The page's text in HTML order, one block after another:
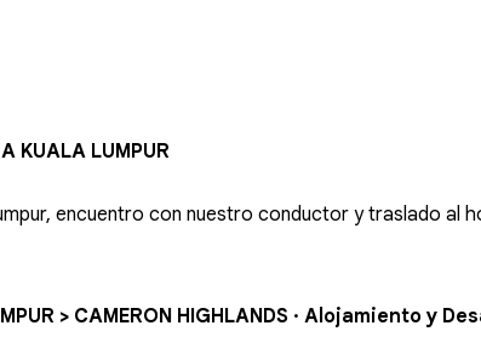
KUALA LUMPUR
encuentro con nuestro conductor y traslado al
> CAMERON HIGHLANDS · Alojamiento y